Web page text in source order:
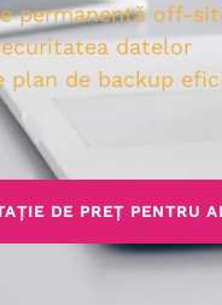
permanentă off-
datelor
plan de backup
DE PREȚ PENTRU